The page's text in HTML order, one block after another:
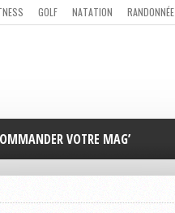
GOLF NATATION RANDONNÉE
VOTRE MAG’